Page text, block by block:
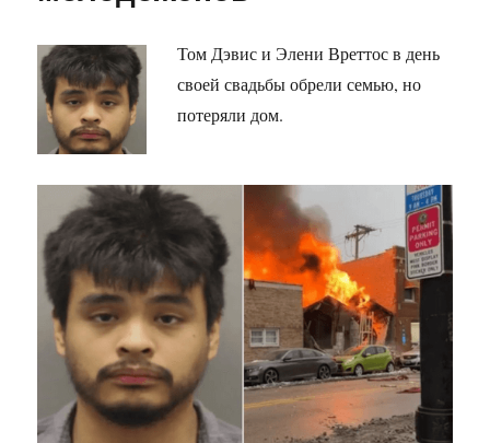
Том Дэвис и Элени Вреттос в день
своей свадьбы обрели семью, но
потеряли дом.